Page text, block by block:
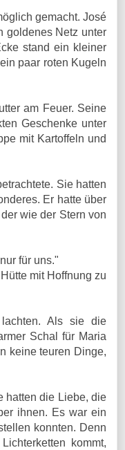
gemacht. José
goldenes Netz unter
stand ein kleiner
paar roten Kugeln
am Feuer. Seine
Geschenke unter
mit Kartoffeln und
Sie hatten
Er hatte über
wie der Stern von
für uns."
mit Hoffnung zu
Als sie die
Schal für Maria
keine teuren Dinge,
hatten die Liebe, die
ihnen. Es war ein
konnten. Denn
kommt,